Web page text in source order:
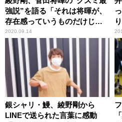
強説”を語る「それは将暉が、
存在感っていうものだけじゃ
ない……」
2020.09.14
銀シャリ・鰻、綾野剛から
LINEで送られた言葉に感動